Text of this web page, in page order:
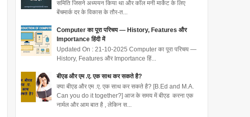
समिति जिसने अध्ययन किया था और कॉल मनी मार्केट के लिए
बेंचमार्क दर के विकास के तौर-त...
Computer का पूरा परिचय — History, Features और
Importance हिंदी में
Updated On : 21-10-2025 Computer का पूरा परिचय —
History, Features और Importance हिं...
बीएड और एम .ए. एक साथ कर सकते है?
क्या बीएड और एम .ए. एक साथ कर सकते है? [B.Ed and M.A.
Can you do it together?] आज के समय में बीएड करना एक
नार्मल और आम बात है , लेकिन स...